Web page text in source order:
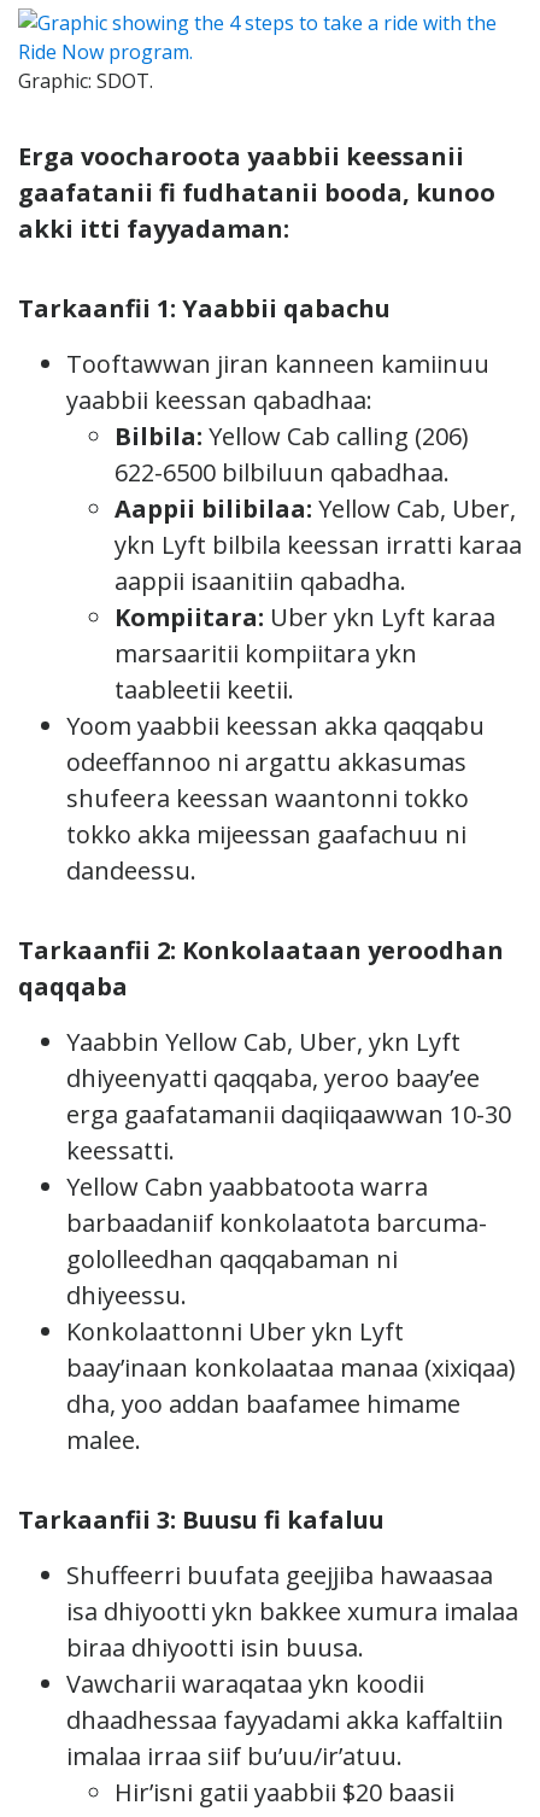
Graphic: SDOT.
Erga voocharoota yaabbii keessanii
gaafatanii fi fudhatanii booda, kunoo
akki itti fayyadaman:
Tarkaanfii 1: Yaabbii qabachu
Tooftawwan jiran kanneen kamiinuu
yaabbii keessan qabadhaa:
Bilbila: Yellow Cab calling (206)
622-6500 bilbiluun qabadhaa.
Aappii bilibilaa: Yellow Cab, Uber,
ykn Lyft bilbila keessan irratti karaa
aappii isaanitiin qabadha.
Kompiitara: Uber ykn Lyft karaa
marsaaritii kompiitara ykn
taableetii keetii.
Yoom yaabbii keessan akka qaqqabu
odeeffannoo ni argattu akkasumas
shufeera keessan waantonni tokko
tokko akka mijeessan gaafachuu ni
dandeessu.
Tarkaanfii 2: Konkolaataan yeroodhan
qaqqaba
Yaabbin Yellow Cab, Uber, ykn Lyft
dhiyeenyatti qaqqaba, yeroo baay’ee
erga gaafatamanii daqiiqaawwan 10-30
keessatti.
Yellow Cabn yaabbatoota warra
barbaadaniif konkolaatota barcuma-
gololleedhan qaqqabaman ni
dhiyeessu.
Konkolaattonni Uber ykn Lyft
baay’inaan konkolaataa manaa (xixiqaa)
dha, yoo addan baafamee himame
malee.
Tarkaanfii 3: Buusu fi kafaluu
Shuffeerri buufata geejjiba hawaasaa
isa dhiyootti ykn bakkee xumura imalaa
biraa dhiyootti isin buusa.
Vawcharii waraqataa ykn koodii
dhaadhessaa fayyadami akka kaffaltiin
imalaa irraa siif bu’uu/ir’atuu.
Hir’isni gatii yaabbii $20 baasii